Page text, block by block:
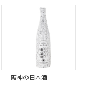
阪神の日本酒